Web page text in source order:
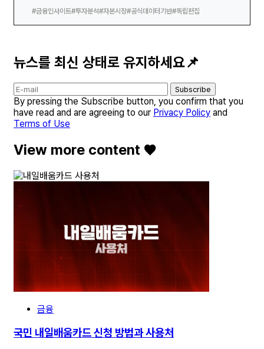
#금융인사이트#투자분석#자본시장#공식데이터기반#독립편집
뉴스를 최신 상태로 유지하세요📌
Subscribe
By pressing the Subscribe button, you confirm that you
have read and are agreeing to our Privacy Policy and
Terms of Use
View more content ♥️
금융
국민 내일배움카드 신청 방법과 사용처